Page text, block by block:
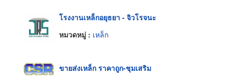
โรงงานเหล็กอยุธยา - จิวโรจนะ
หมวดหมู่ : เหล็ก
ขายส่งเหล็ก ราคาถูก-ชุมเสริม